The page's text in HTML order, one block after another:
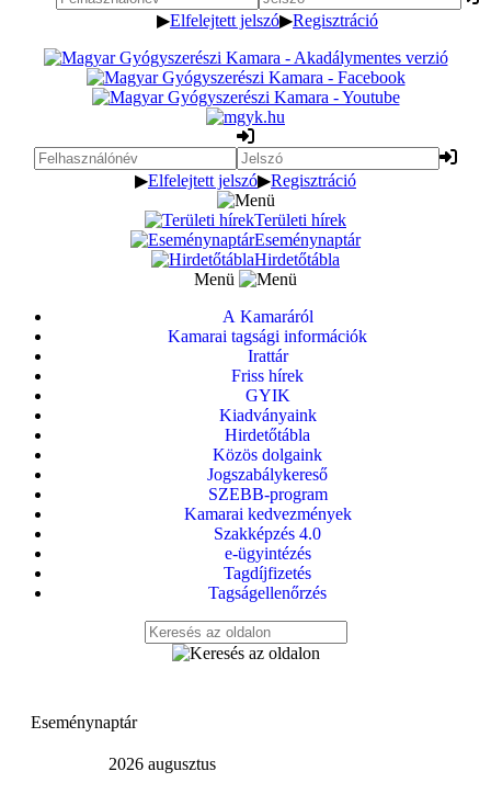
▶Elfelejtett jelszó▶Regisztráció
▶Elfelejtett jelszó▶Regisztráció
Területi hírek
Eseménynaptár
Hirdetőtábla
Menü
A Kamaráról
Kamarai tagsági információk
Irattár
Friss hírek
GYIK
Kiadványaink
Hirdetőtábla
Közös dolgaink
Jogszabálykereső
SZEBB-program
Kamarai kedvezmények
Szakképzés 4.0
e-ügyintézés
Tagdíjfizetés
Tagságellenőrzés
Eseménynaptár
2026 augusztus